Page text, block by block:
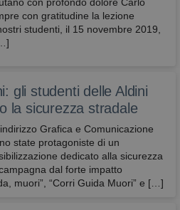
con gratitudine la lezione
studenti, il 15 novembre 2019,
gli studenti delle Aldini
la sicurezza stradale
Grafica e Comunicazione
state protagoniste di un
dedicato alla sicurezza
dal forte impatto
muori”, “Corri Guida Muori” e […]
a effettuare la
un servizio richiesto
utilizzati per scopi ulteriori
direttamente dal
il ricorso a tali cookie,
potrebbero essere compiute
e/o meno sicure, come
di home banking
conto, bonifici,